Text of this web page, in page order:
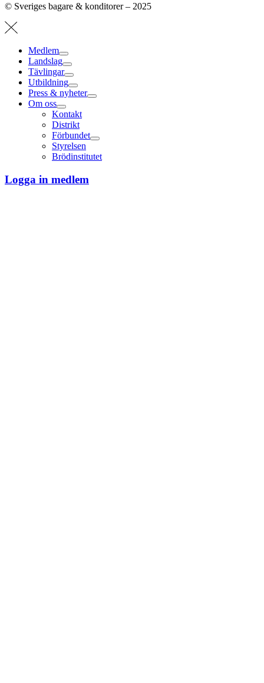
© Sveriges bagare & konditorer – 2025
Medlem
Landslag
Tävlingar
Utbildning
Press & nyheter
Om oss
Kontakt
Distrikt
Förbundet
Styrelsen
Brödinstitutet
Logga in medlem